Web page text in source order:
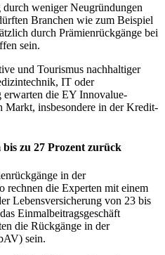
weniger Neugründungen
Branchen wie zum Beispiel
durch Prämienrückgänge bei
sein.
und Tourismus nachhaltiger
IT oder
die EY Innovalue-
Markt, insbesondere in der Kredit-
zu 27 Prozent zurück
in der
rechnen die Experten mit einem
Lebensversicherung von 23 bis
Einmalbeitragsgeschäft
die Rückgänge in der
sein.